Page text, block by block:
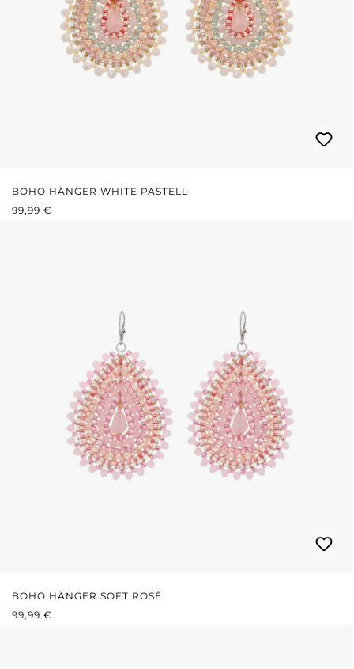
BOHO HÄNGER WHITE PASTELL
REGULÄRER PREIS:
99,99 €
BOHO HÄNGER SOFT ROSÉ
REGULÄRER PREIS:
99,99 €